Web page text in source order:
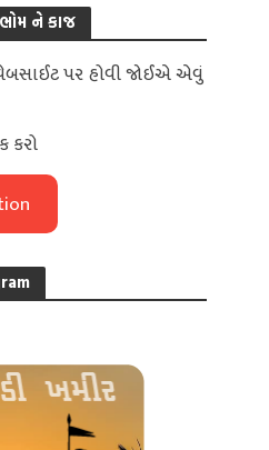
ને કાજ
પર હોવી જોઈએ એવું
કરો